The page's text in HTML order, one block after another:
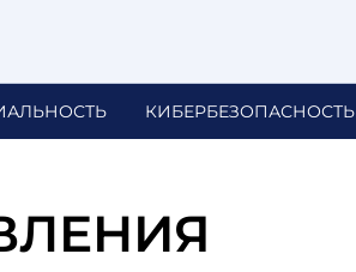
КИБЕРБЕЗОПАСНОСТЬ